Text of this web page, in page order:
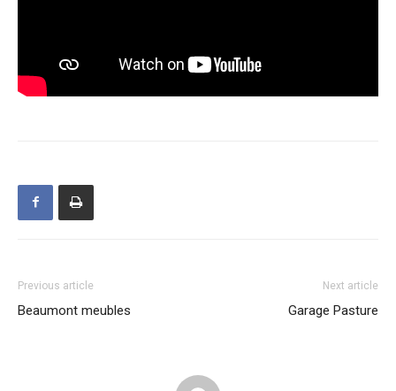
Previous article
Beaumont meubles
Next article
Garage Pasture